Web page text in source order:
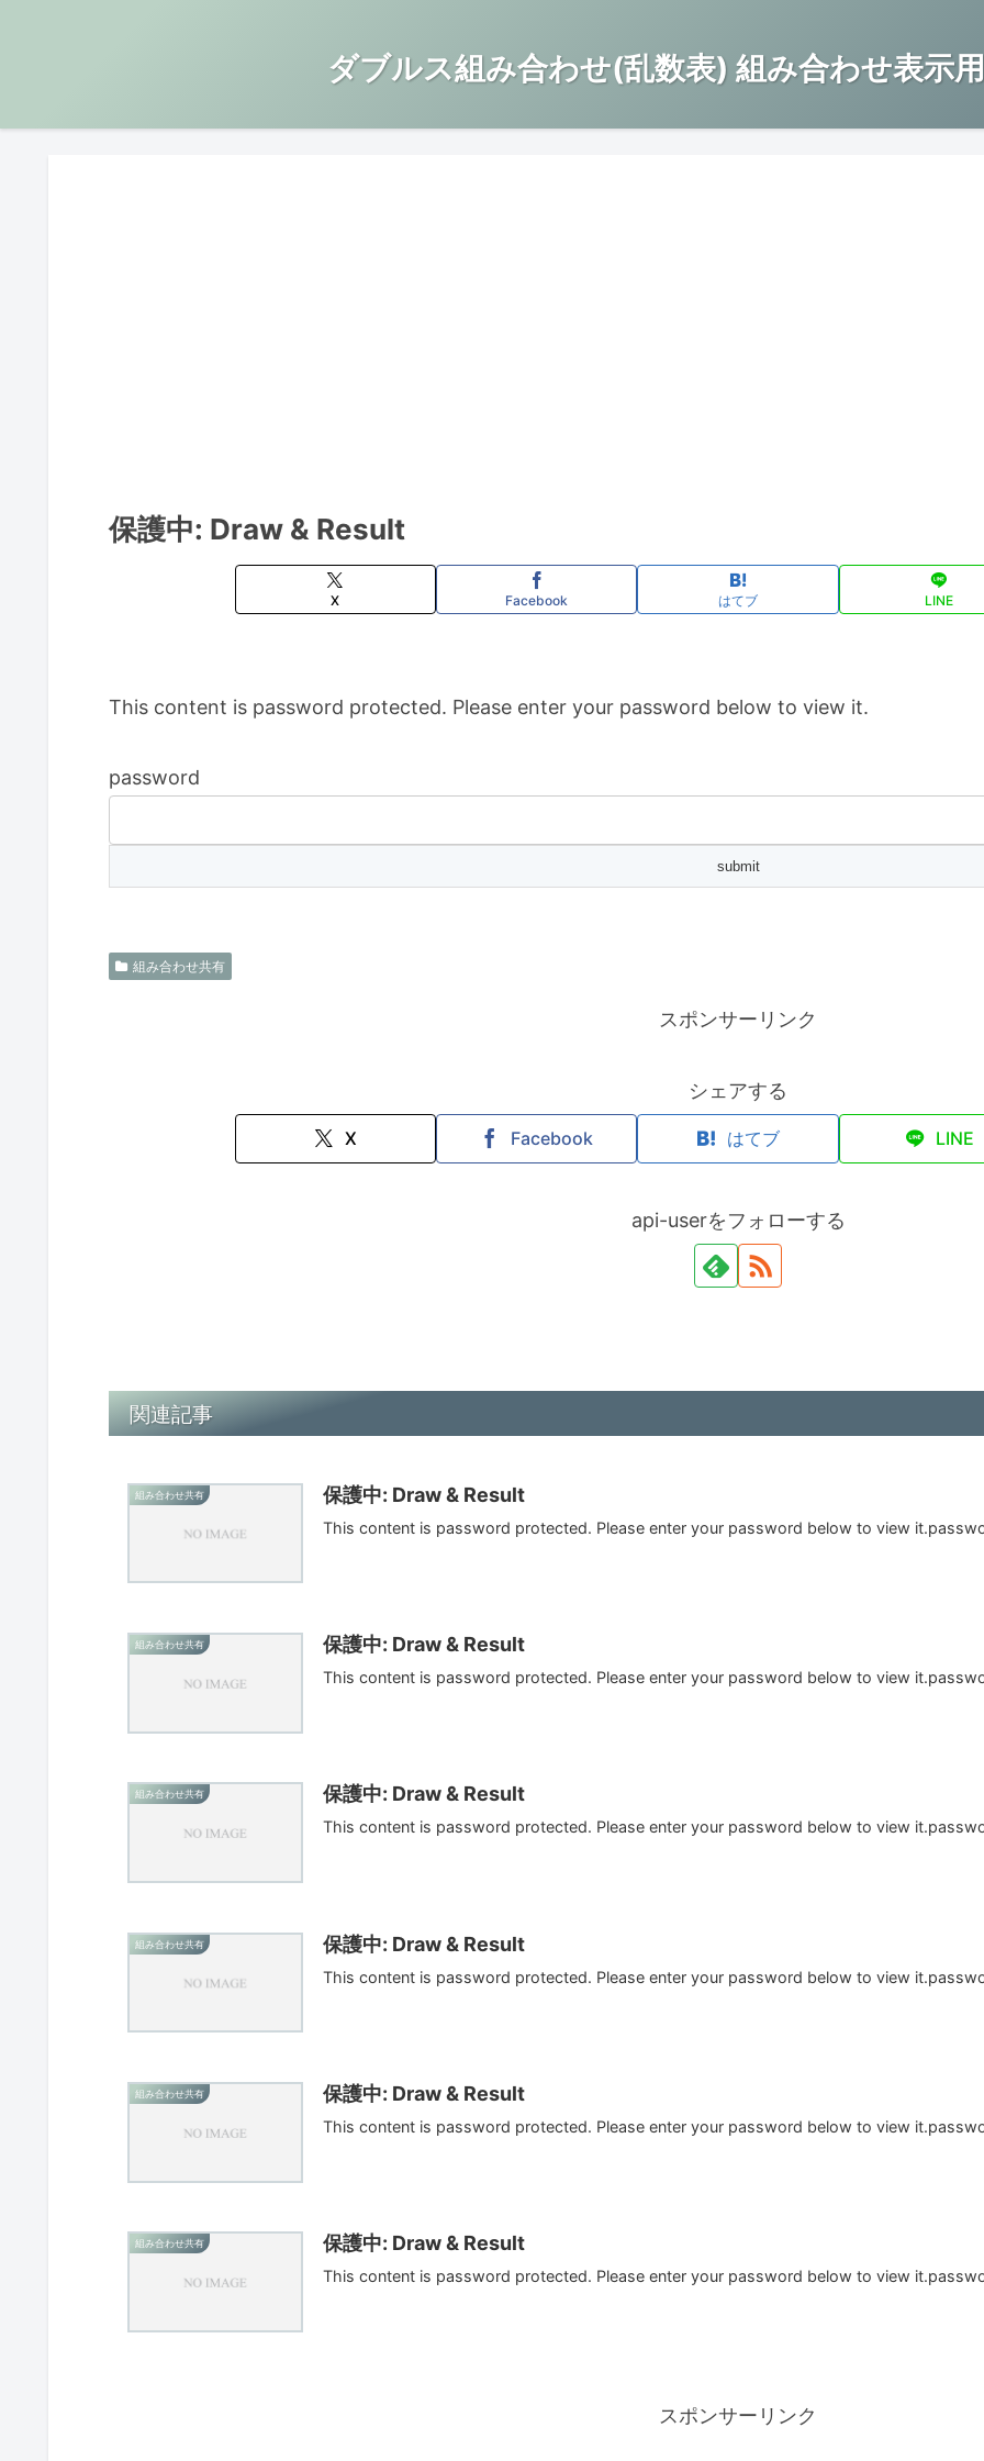
ダブルス組み合わせ(乱数表) 組み合わせ表示
保護中: Draw & Result
X Facebook はてブ LINE
This content is password protected. Please enter your password below to view it.
password
組み合わせ共有
スポンサーリンク
シェアする
X Facebook はてブ LINE
api-userをフォローする
関連記事
組み合わせ共有 保護中: Draw & Result
This content is password protected. Please enter your password below to view
組み合わせ共有 保護中: Draw & Result
This content is password protected. Please enter your password below to view
組み合わせ共有 保護中: Draw & Result
This content is password protected. Please enter your password below to view
組み合わせ共有 保護中: Draw & Result
This content is password protected. Please enter your password below to view
組み合わせ共有 保護中: Draw & Result
This content is password protected. Please enter your password below to view
組み合わせ共有 保護中: Draw & Result
This content is password protected. Please enter your password below to view
スポンサーリンク